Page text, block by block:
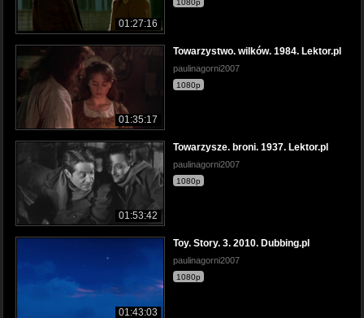
01:27:16
1080p
01:35:17
Towarzystwo. wilków. 1984. Lektor.pl
paulinagorni2007
1080p
01:53:42
Towarzysze. broni. 1937. Lektor.pl
paulinagorni2007
1080p
01:43:03
Toy. Story. 3. 2010. Dubbing.pl
paulinagorni2007
1080p